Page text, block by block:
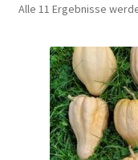
Kontakt
Mein Konto
Alle 11 Ergebnisse